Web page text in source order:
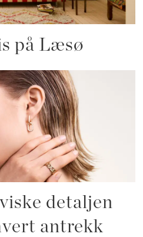
på Læsø
detaljen
antrekk